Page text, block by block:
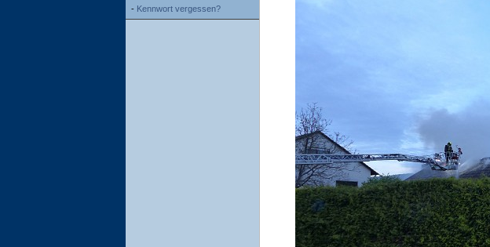
- Kennwort vergessen?